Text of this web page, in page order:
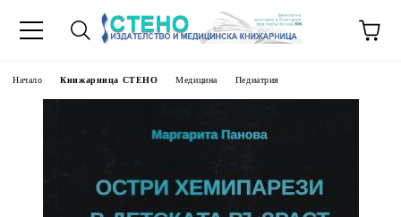
Начало Книжарница СТЕНО Медицина Педиатрия